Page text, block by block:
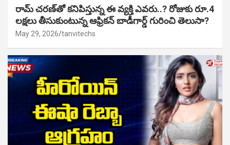
రామ్ చరణ్‌తో కనిపిస్తున్న ఈ వ్యక్తి ఎవరు..? రోజుకు రూ.4
లక్షలు తీసుకుంటున్న ఆఫ్రికన్ బాడీగార్డ్ గురించి తెలుసా?
May 29, 2026 tanvitechs